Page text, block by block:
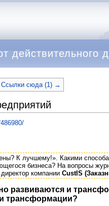
действительного
Ссылки сюда (1) →
К лучшему!». Какими
бизнеса? На вопросы
директор компании CustIS
развиваются и
трансформации?